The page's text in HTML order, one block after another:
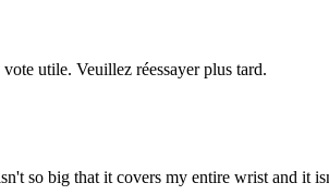
utile. Veuillez réessayer plus tard.
so big that it covers my entire wrist and it